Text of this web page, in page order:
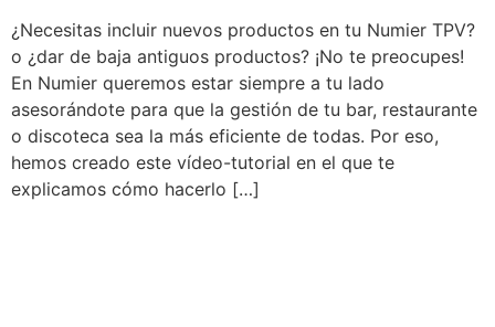
¿Necesitas incluir nuevos productos en tu Numier TPV?
o ¿dar de baja antiguos productos? ¡No te preocupes!
En Numier queremos estar siempre a tu lado
asesorándote para que la gestión de tu bar, restaurante
o discoteca sea la más eficiente de todas. Por eso,
hemos creado este vídeo-tutorial en el que te
explicamos cómo hacerlo […]